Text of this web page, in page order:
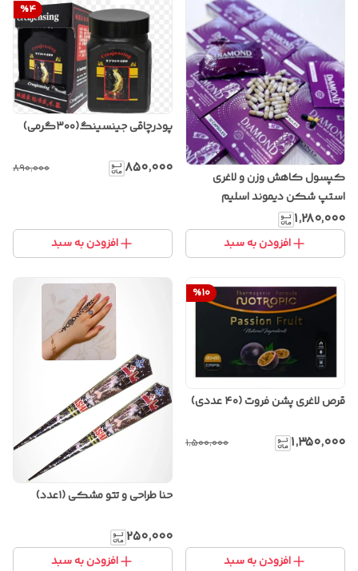
کپسول کاهش وزن و لاغری
استپ شکن دیموند اسلیم
(۳۲عددی)
۱٬۲۸۰٬۰۰۰
افزودن به سبد
%4
پودرچاقی جینسینگ(۳۰۰گرمی)
۸۵۰٬۰۰۰ ۸۹۰٬۰۰۰
افزودن به سبد
%10
قرص لاغری پشن فروت (۴۰ عددی)
۱٬۳۵۰٬۰۰۰ ۱٬۵۰۰٬۰۰۰
افزودن به سبد
حنا طراحی و تتو مشکی (۱عدد)
۲۵۰٬۰۰۰
افزودن به سبد